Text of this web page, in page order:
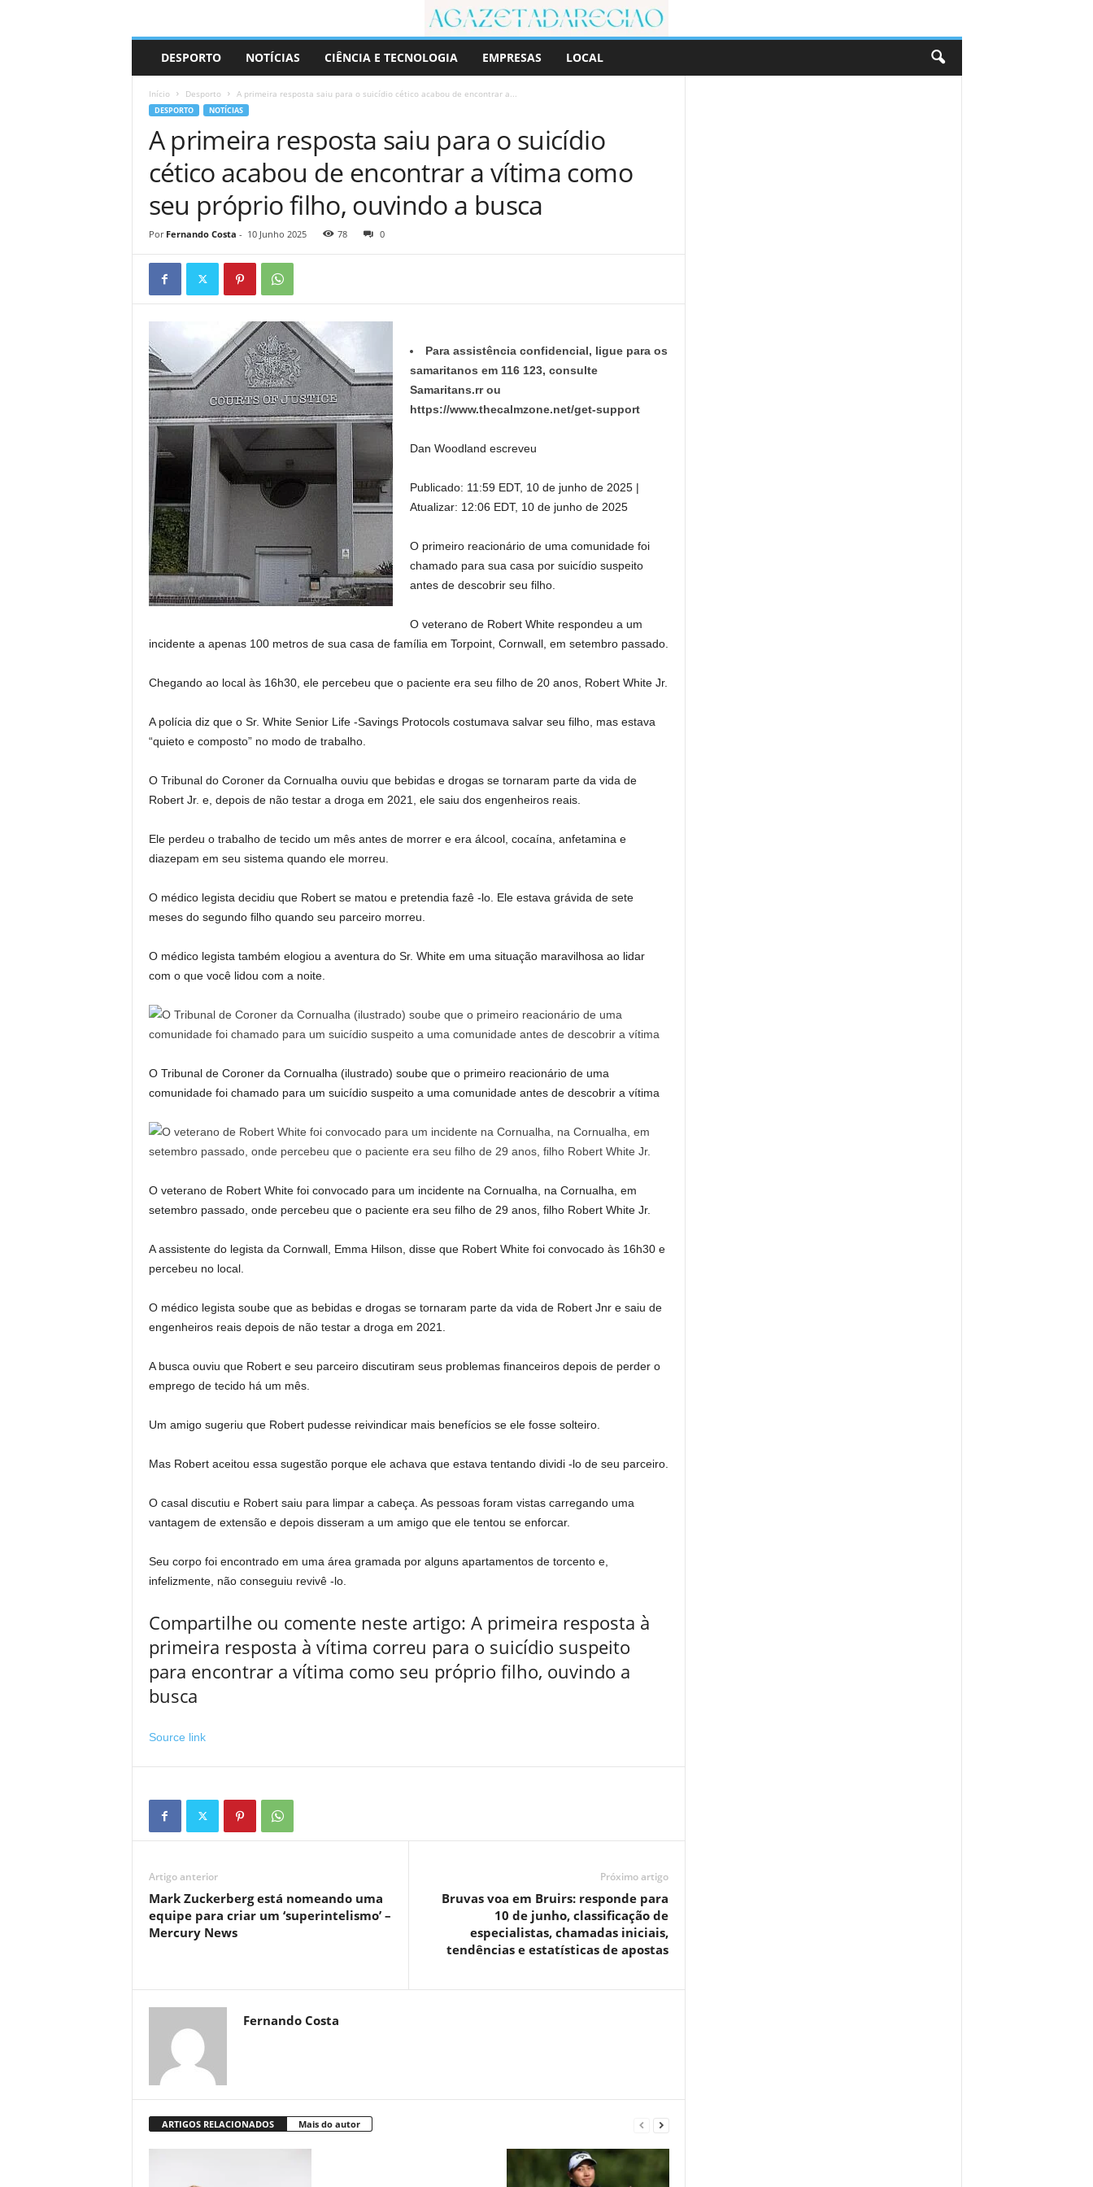
r
DESPORTO NOTÍCIAS CIÊNCIA E TECNOLOGIA EMPRESAS LOCAL
Início Desporto A primeira resposta saiu para o suicídio cético acabou de encontrar a...
DESPORTO NOTÍCIAS
A primeira resposta saiu para o suicídio
cético acabou de encontrar a vítima como
seu próprio filho, ouvindo a busca
Por Fernando Costa - 10 Junho 2025 78 0
Para assistência confidencial, ligue para os
samaritanos em 116 123, consulte
Samaritans.rr ou
https://www.thecalmzone.net/get-support
Dan Woodland escreveu
Publicado: 11:59 EDT, 10 de junho de 2025 |
Atualizar: 12:06 EDT, 10 de junho de 2025
O primeiro reacionário de uma comunidade foi
chamado para sua casa por suicídio suspeito
antes de descobrir seu filho.
O veterano de Robert White respondeu a um
incidente a apenas 100 metros de sua casa de família em Torpoint, Cornwall, em setembro passado.
Chegando ao local às 16h30, ele percebeu que o paciente era seu filho de 20 anos, Robert White Jr.
A polícia diz que o Sr. White Senior Life -Savings Protocols costumava salvar seu filho, mas estava
“quieto e composto” no modo de trabalho.
O Tribunal do Coroner da Cornualha ouviu que bebidas e drogas se tornaram parte da vida de
Robert Jr. e, depois de não testar a droga em 2021, ele saiu dos engenheiros reais.
Ele perdeu o trabalho de tecido um mês antes de morrer e era álcool, cocaína, anfetamina e
diazepam em seu sistema quando ele morreu.
O médico legista decidiu que Robert se matou e pretendia fazê -lo. Ele estava grávida de sete
meses do segundo filho quando seu parceiro morreu.
O médico legista também elogiou a aventura do Sr. White em uma situação maravilhosa ao lidar
com o que você lidou com a noite.
O Tribunal de Coroner da Cornualha (ilustrado) soube que o primeiro reacionário de uma
comunidade foi chamado para um suicídio suspeito a uma comunidade antes de descobrir a vítima
O veterano de Robert White foi convocado para um incidente na Cornualha, na Cornualha, em
setembro passado, onde percebeu que o paciente era seu filho de 29 anos, filho Robert White Jr.
A assistente do legista da Cornwall, Emma Hilson, disse que Robert White foi convocado às 16h30 e
percebeu no local.
O médico legista soube que as bebidas e drogas se tornaram parte da vida de Robert Jnr e saiu de
engenheiros reais depois de não testar a droga em 2021.
A busca ouviu que Robert e seu parceiro discutiram seus problemas financeiros depois de perder o
emprego de tecido há um mês.
Um amigo sugeriu que Robert pudesse reivindicar mais benefícios se ele fosse solteiro.
Mas Robert aceitou essa sugestão porque ele achava que estava tentando dividi -lo de seu parceiro.
O casal discutiu e Robert saiu para limpar a cabeça. As pessoas foram vistas carregando uma
vantagem de extensão e depois disseram a um amigo que ele tentou se enforcar.
Seu corpo foi encontrado em uma área gramada por alguns apartamentos de torcento e,
infelizmente, não conseguiu revivê -lo.
Compartilhe ou comente neste artigo: A primeira resposta à
primeira resposta à vítima correu para o suicídio suspeito
para encontrar a vítima como seu próprio filho, ouvindo a
busca
Source link
Artigo anterior
Mark Zuckerberg está nomeando uma
equipe para criar um ‘superintelismo’ –
Mercury News
Próximo artigo
Bruvas voa em Bruirs: responde para
10 de junho, classificação de
especialistas, chamadas iniciais,
tendências e estatísticas de apostas
Fernando Costa
ARTIGOS RELACIONADOS Mais do autor